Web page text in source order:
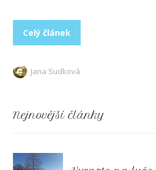
Celý článek
Jana Sudková
Nejnovější články